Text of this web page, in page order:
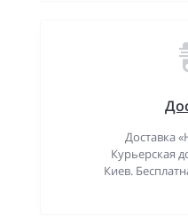
Доставка
Курьерская
Киев.